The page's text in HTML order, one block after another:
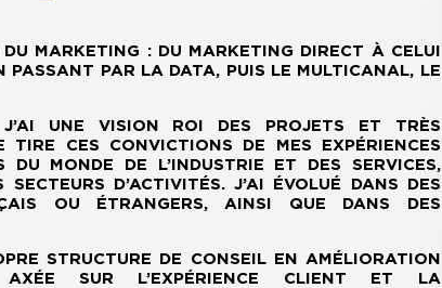
MARKETING : DU MARKETING DIRECT À CELUI
PASSANT PAR LA DATA, PUIS LE MULTICANAL, LE
J’AI UNE VISION ROI DES PROJETS ET TRÈS
TIRE CES CONVICTIONS DE MES EXPÉRIENCES
DU MONDE DE L’INDUSTRIE ET DES SERVICES,
D’ACTIVITÉS. J’AI ÉVOLUÉ DANS DES
OU ÉTRANGERS, AINSI QUE DANS DES
STRUCTURE DE CONSEIL EN AMÉLIORATION
SUR L’EXPÉRIENCE CLIENT ET LA